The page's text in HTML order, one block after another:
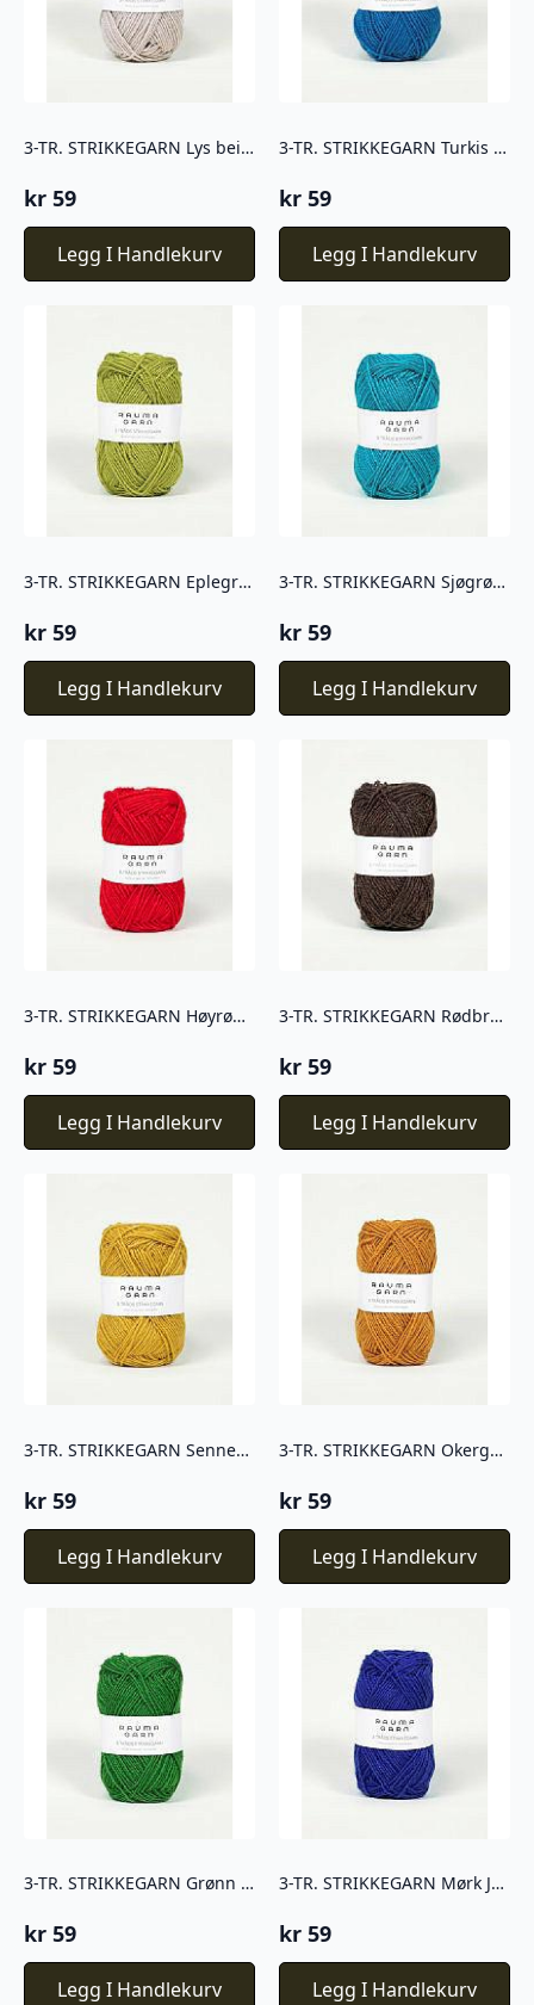
3-TR. STRIKKEGARN Lys beige – 460
kr 59
Legg I Handlekurv
3-TR. STRIKKEGARN Turkis – 3366
kr 59
Legg I Handlekurv
3-TR. STRIKKEGARN Eplegrønn – 198
kr 59
Legg I Handlekurv
3-TR. STRIKKEGARN Sjøgrønn – 175
kr 59
Legg I Handlekurv
3-TR. STRIKKEGARN Høyrød – 174
kr 59
Legg I Handlekurv
3-TR. STRIKKEGARN Rødbrun melert – 164
kr 59
Legg I Handlekurv
3-TR. STRIKKEGARN Sennepsgul – 150
kr 59
Legg I Handlekurv
3-TR. STRIKKEGARN Okergul – 146
kr 59
Legg I Handlekurv
3-TR. STRIKKEGARN Grønn – 145
kr 59
Legg I Handlekurv
3-TR. STRIKKEGARN Mørk Jeansblå – 143
kr 59
Legg I Handlekurv